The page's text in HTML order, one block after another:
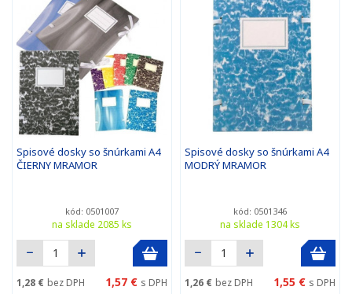
Spisové dosky so šnúrkami A4
ČIERNY MRAMOR
kód: 0501007
na sklade 2085 ks
1,28 € bez DPH 1,57 € s DPH
Spisové dosky so šnúrkami A4
MODRÝ MRAMOR
kód: 0501346
na sklade 1304 ks
1,26 € bez DPH 1,55 € s DPH